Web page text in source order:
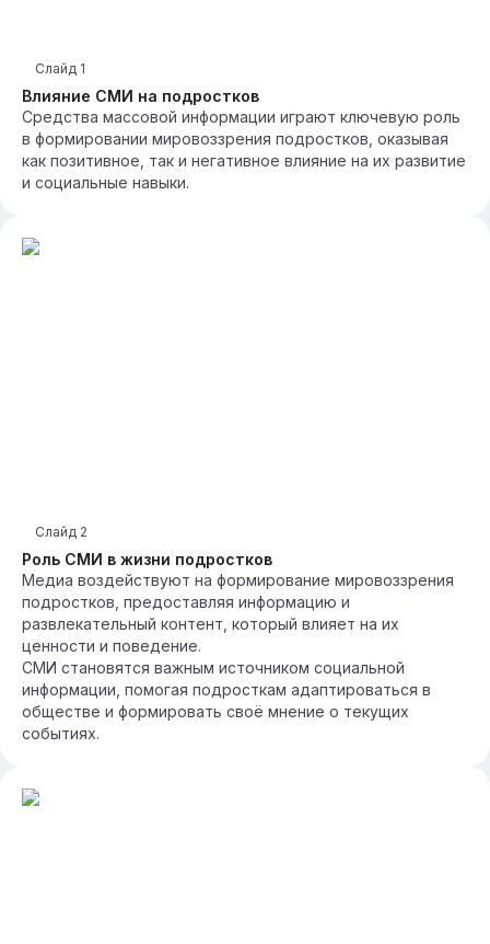
Влияние СМИ на подростков
Слайд 1
Средства массовой информации играют ключевую роль
в формировании мировоззрения подростков, оказывая
как позитивное, так и негативное влияние на их развитие
и социальные навыки.
Роль СМИ в жизни подростков
Слайд 2
Медиа воздействуют на формирование мировоззрения
подростков, предоставляя информацию и
развлекательный контент, который влияет на их
ценности и поведение.
СМИ становятся важным источником социальной
информации, помогая подросткам адаптироваться в
обществе и формировать своё мнение о текущих
событиях.